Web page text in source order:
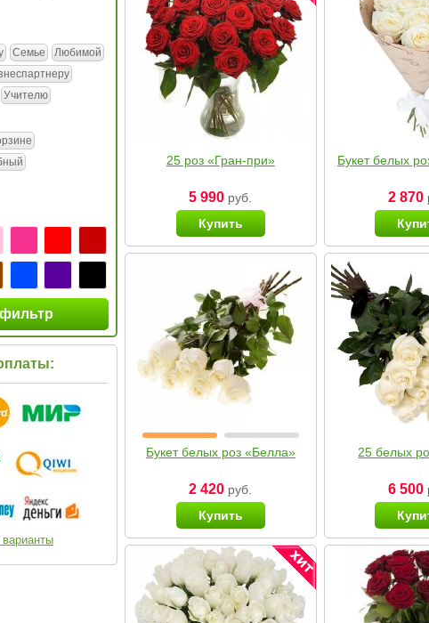
Семье
Любимой
Учителю
25 роз «Гран-при»
5 990 руб.
Купить
Букет белых
2 870
Букет белых роз «Белла»
2 420 руб.
Купить
25 белых
6 500